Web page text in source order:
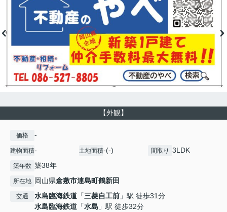
【外観】
価格 -
建物面積- 土地面積-(-) 間取り 3LDK
築年数 築38年
所在地 岡山県倉敷市連島町鶴新田
交通 水島臨海鉄道 「三菱自工前 」駅 徒歩31分
水島臨海鉄道 「水島 」駅 徒歩32分